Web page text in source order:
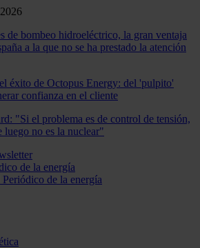
de bombeo hidroeléctrico, la gran ventaja
a la que no se ha prestado la atención
éxito de Octopus Energy: del 'pulpito'
confianza en el cliente
"Si el problema es de control de tensión,
luego no es la nuclear"